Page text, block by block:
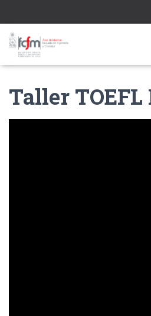
Taller TOEFL